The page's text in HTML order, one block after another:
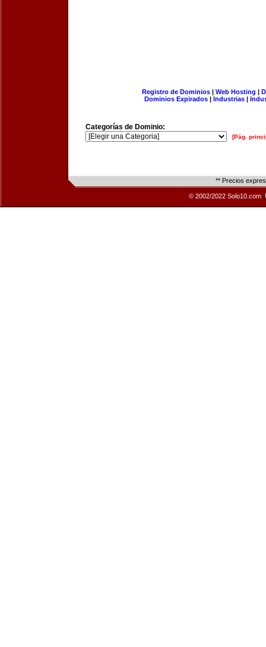
Registro de Dominios| Web Hosting |
Dominios Expirados | Industrias |
Categorías de Dominio:
[Pág.
** Precios
© 2002/2022 Solo10.com